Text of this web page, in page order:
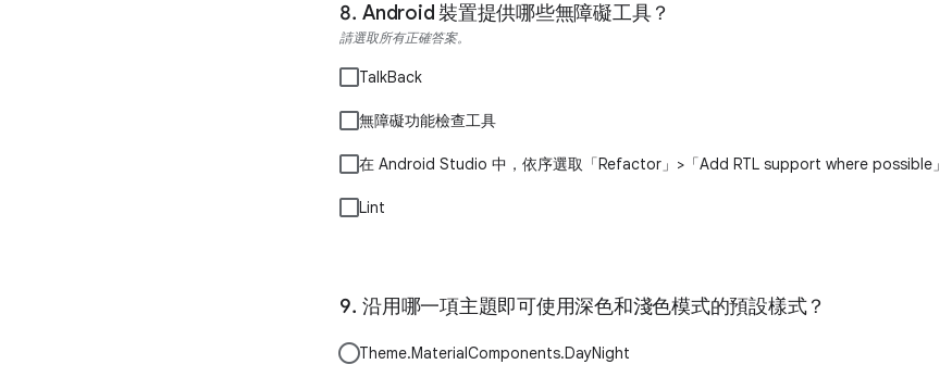
Android 裝置提供哪些無障礙工具？
請選取所有正確答案。
TalkBack
無障礙功能檢查工具
在 Android Studio 中，依序選取「Refactor」>「Add RTL support where possible」
Lint
沿用哪一項主題即可使用深色和淺色模式的預設樣式？
Theme.MaterialComponents.DayNight